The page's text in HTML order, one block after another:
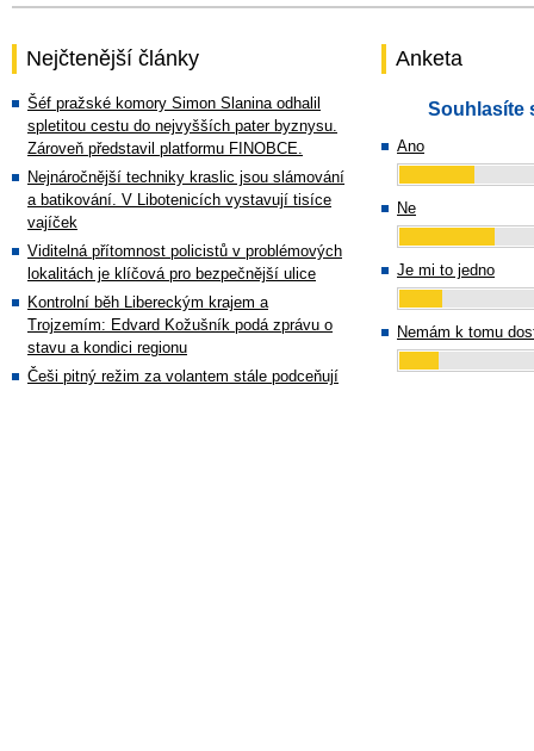
Nejčtenější články
Šéf pražské komory Simon Slanina odhalil
spletitou cestu do nejvyšších pater byznysu.
Zároveň představil platformu FINOBCE.
Nejnáročnější techniky kraslic jsou slámování
a batikování. V Libotenicích vystavují tisíce
vajíček
Viditelná přítomnost policistů v problémových
lokalitách je klíčová pro bezpečnější ulice
Kontrolní běh Libereckým krajem a
Trojzemím: Edvard Kožušník podá zprávu o
stavu a kondici regionu
Češi pitný režim za volantem stále podceňují
Anketa
Souhlasíte
Ano
Ne
Je mi to jedno
Nemám k tomu